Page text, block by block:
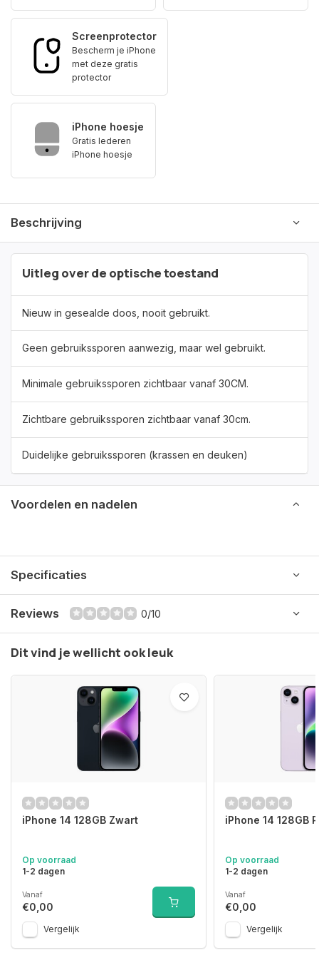
Screenprotector
Bescherm je iPhone
met deze gratis
protector
iPhone hoesje
Gratis lederen
iPhone hoesje
Beschrijving
Uitleg over de optische toestand
Nieuw in gesealde doos, nooit gebruikt.
Geen gebruikssporen aanwezig, maar wel gebruikt.
Minimale gebruikssporen zichtbaar vanaf 30CM.
Zichtbare gebruikssporen zichtbaar vanaf 30cm.
Duidelijke gebruikssporen (krassen en deuken)
Voordelen en nadelen
Specificaties
Reviews 0/10
Dit vind je wellicht ook leuk
iPhone 14 128GB Zwart
Op voorraad
1-2 dagen
Vanaf
€0,00
Vergelijk
iPhone 14 128GB
Op voorraad
1-2 dagen
Vanaf
€0,00
Vergelijk